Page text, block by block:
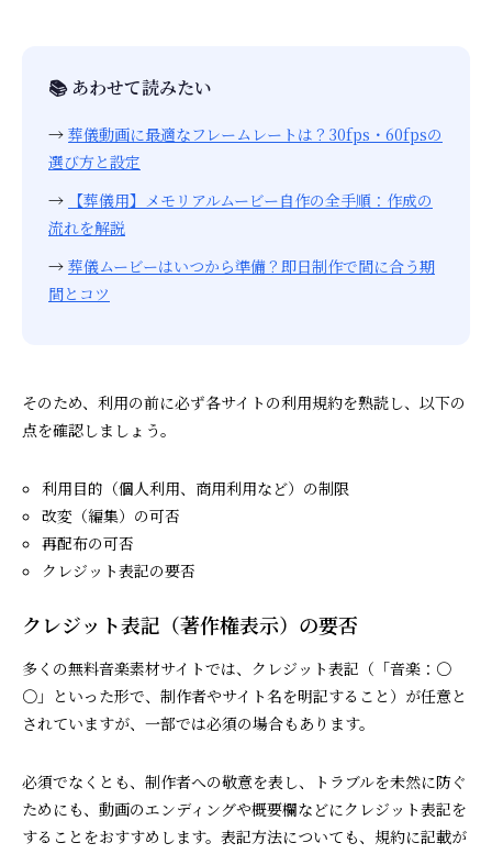
📚 あわせて読みたい
→ 葬儀動画に最適なフレームレートは？30fps・60fpsの
選び方と設定
→
【葬儀用】メモリアルムービー自作の全手順：作成の
流れを解説
→ 葬儀ムービーはいつから準備？即日制作で間に合う期
間とコツ
そのため、利用の前に必ず各サイトの利用規約を熟読し、以下の
点を確認しましょう。
利用目的（個人利用、商用利用など）の制限
改変（編集）の可否
再配布の可否
クレジット表記の要否
クレジット表記（著作権表示）の要否
多くの無料音楽素材サイトでは、クレジット表記（「音楽：〇
〇」といった形で、制作者やサイト名を明記すること）が任意と
されていますが、一部では必須の場合もあります。
必須でなくとも、制作者への敬意を表し、トラブルを未然に防ぐ
ためにも、動画のエンディングや概要欄などにクレジット表記を
することをおすすめします。表記方法についても、規約に記載が